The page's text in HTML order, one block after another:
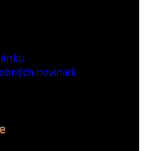
noviniek